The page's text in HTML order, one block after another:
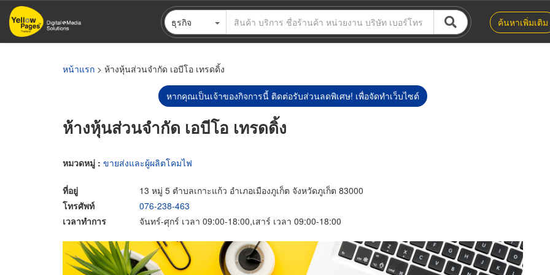
ข้าม
ไป
ธุรกิจ ค้นหาเพิ่มเติม
หน้าแรก > ห้างหุ้นส่วนจำกัด เอบีโอ เทรดดิ้ง
หากคุณเป็นเจ้าของกิจการนี้ ติดต่อรับส่วนลดพิเศษ! เพื่อจัดทำเว็บไซต์
ห้างหุ้นส่วนจำกัด เอบีโอ เทรดดิ้ง
หมวดหมู่ : ขายส่งและผู้ผลิตโคมไฟ
ที่อยู่
13 หมู่ 5 ตำบลเกาะแก้ว อำเภอเมืองภูเก็ต จังหวัดภูเก็ต 83000
โทรศัพท์
076-238-463
เวลาทำการ
จันทร์-ศุกร์ เวลา 09:00-18:00,เสาร์ เวลา 09:00-18:00